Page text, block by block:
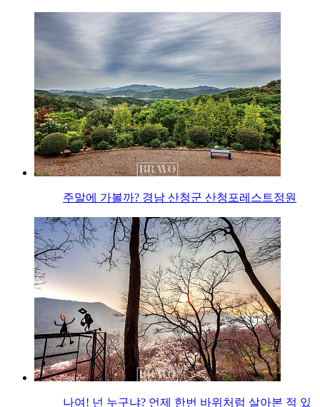
주말에 가볼까? 경남 산청군 산청포레스트정원
나여! 넌 누구냐? 언제 한번 바위처럼 살아본 적 있